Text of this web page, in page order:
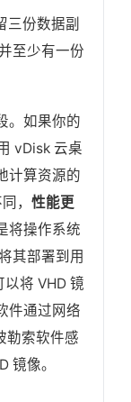
三份数据副
至少有一份
。如果你的
vDisk 云桌
计算资源的
， 性能更
将操作系统
其部署到用
将 VHD 镜
件通过网络
勒索软件感
镜像。